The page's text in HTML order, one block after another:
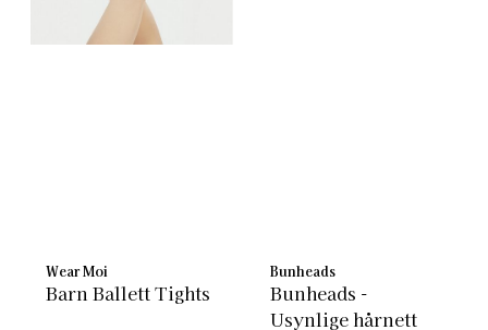
Wear Moi
Barn Ballett Tights
Bunheads
Bunheads -
Usynlige hårnett